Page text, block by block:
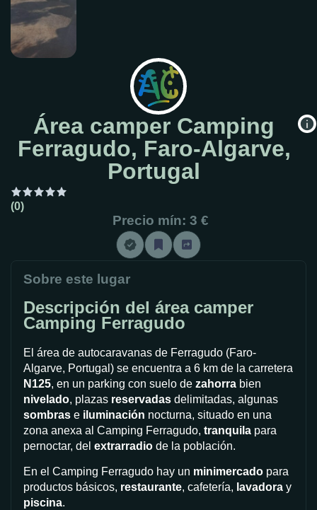
Área camper Camping
Ferragudo, Faro-Algarve,
Portugal
(0)
Precio mín: 3 €
Sobre este lugar
Descripción del área camper
Camping Ferragudo
El área de autocaravanas de Ferragudo (Faro-
Algarve, Portugal) se encuentra a 6 km de la carretera
N125, en un parking con suelo de zahorra bien
nivelado, plazas reservadas delimitadas, algunas
sombras e iluminación nocturna, situado en una
zona anexa al Camping Ferragudo, tranquila para
pernoctar, del extrarradio de la población.
En el Camping Ferragudo hay un minimercado para
productos básicos, restaurante, cafetería, lavadora y
piscina.